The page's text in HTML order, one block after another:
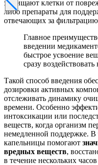
защищают клетки от
либо препараты для
отвечающих за
Главное
введении
быстрое усвоение
сразу воздействовать
Такой способ введения
дозировки активных
отслеживать динамику
времени. Особенно
интоксикации или
веществ, когда организм
немедленной поддержке. В
капельницы помогают
вредных веществ,
в течение нескольких